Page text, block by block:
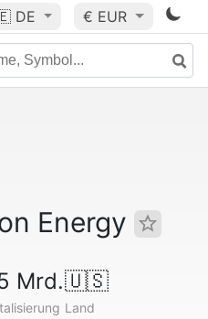
DE € EUR
Energy
Mrd.🇺🇸
Land